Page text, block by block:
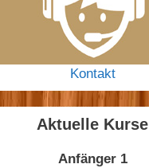
Kontakt
Aktuelle Kurse
Anfänger 1